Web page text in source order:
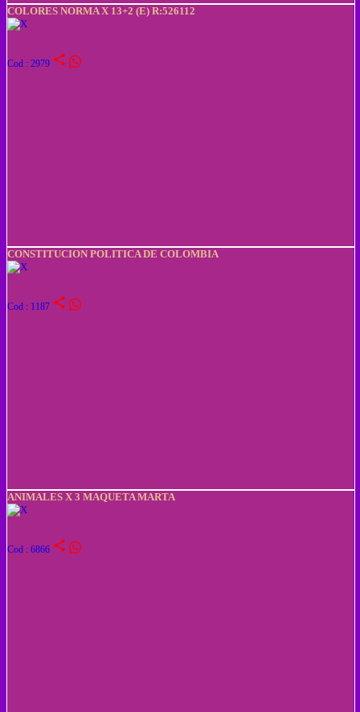
COLORES NORMA X 13+2 (E) R:526112
Cod : 2979 share
CONSTITUCION POLITICA DE COLOMBIA
Cod : 1187 share
ANIMALES X 3 MAQUETA MARTA
Cod : 6866 share